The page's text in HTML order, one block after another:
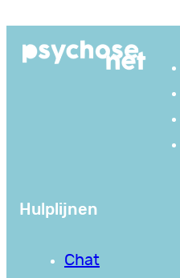
naar
Hulplijnen
Chat